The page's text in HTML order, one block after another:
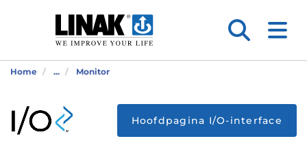
Home ... Monitor
Hoofdpagina I/O-interface